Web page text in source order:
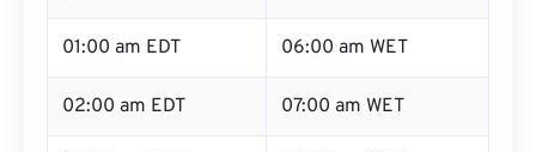
01:00 am EDT 06:00 am WET
02:00 am EDT 07:00 am WET